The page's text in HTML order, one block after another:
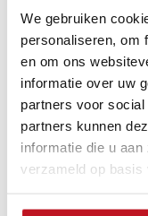
We gebruiken
personaliseren, om
en om ons
informatie over uw
partners voor
partners kunnen
informatie die u
verzameld op basis